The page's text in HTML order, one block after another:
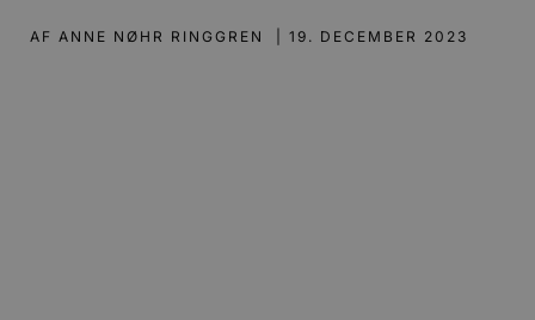
AF ANNE NØHR RINGGREN 19. DECEMBER 2023